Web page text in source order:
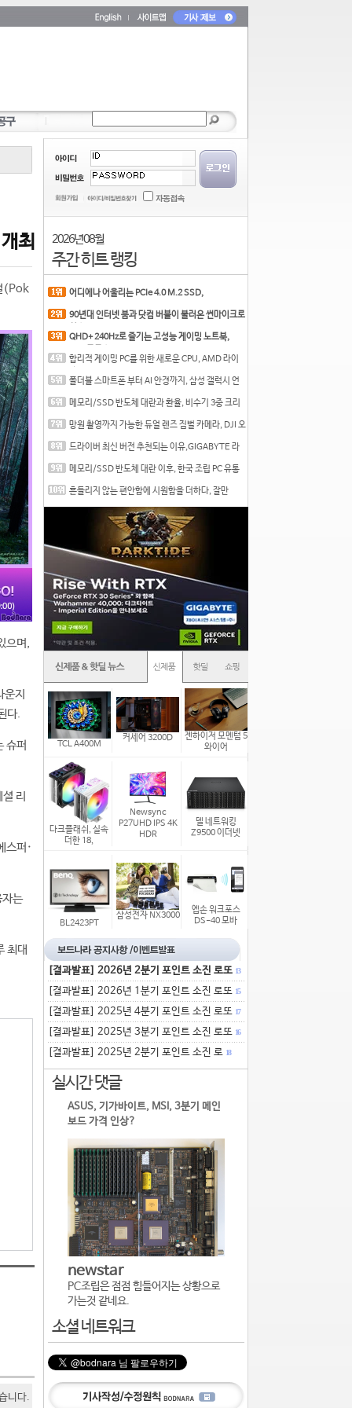
최
(Pok
으며,
지
다.
슈퍼
리
스퍼·
자는
최대
니다.
2026년 08월
주간 히트 랭킹
어디에나 어울리는 PCIe 4.0 M.2 SSD,
90년대 인터넷 붐과 닷컴 버블이 불러온 썬마이크로
QHD+ 240Hz로 즐기는 고성능 게이밍 노트북,
합리적 게이밍 PC를 위한 새로운 CPU, AMD 라이
폴더블 스마트폰 부터 AI 안경까지, 삼성 갤럭시 언
메모리/SSD 반도체 대란과 환율, 비수기 3중 크리
망원 촬영까지 가능한 듀얼 렌즈 짐벌 카메라, DJI 오
드라이버 최신 버전 추천되는 이유,GIGABYTE 라
메모리/SSD 반도체 대란 이후, 한국 조립 PC 유통
흔들리지 않는 편안함에 시원함을 더하다, 잘만
TCL A400M
커세어 3200D
젠하이저 모멘텀 5
와이어
다크플래쉬, 실속
더한 18,
Newsync
P27UHD IPS 4K
HDR
델 네트워킹
Z9500 이더넷
BL2423PT
삼성전자 NX3000
엡손 워크포스
DS-40 모바
[결과발표] 2026년 2분기 포인트 소진 로또 13
[결과발표] 2026년 1분기 포인트 소진 로또 15
[결과발표] 2025년 4분기 포인트 소진 로또 17
[결과발표] 2025년 3분기 포인트 소진 로또 16
[결과발표] 2025년 2분기 포인트 소진 로 18
실시간 댓글
ASUS, 기가바이트, MSI, 3분기 메인
보드 가격 인상?
newstar
PC조립은 점점 힘들어지는 상황으로
가는것 같네요.
소셜 네트워크